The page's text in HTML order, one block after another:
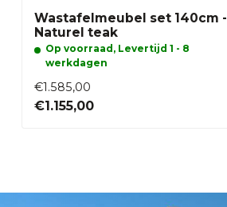
Wastafelmeubel set 140cm -
Naturel teak
Op voorraad, Levertijd 1 - 8
werkdagen
€1.585,00
€1.155,00